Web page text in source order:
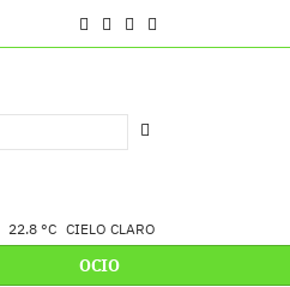
22.8 °C CIELO CLARO
OCIO